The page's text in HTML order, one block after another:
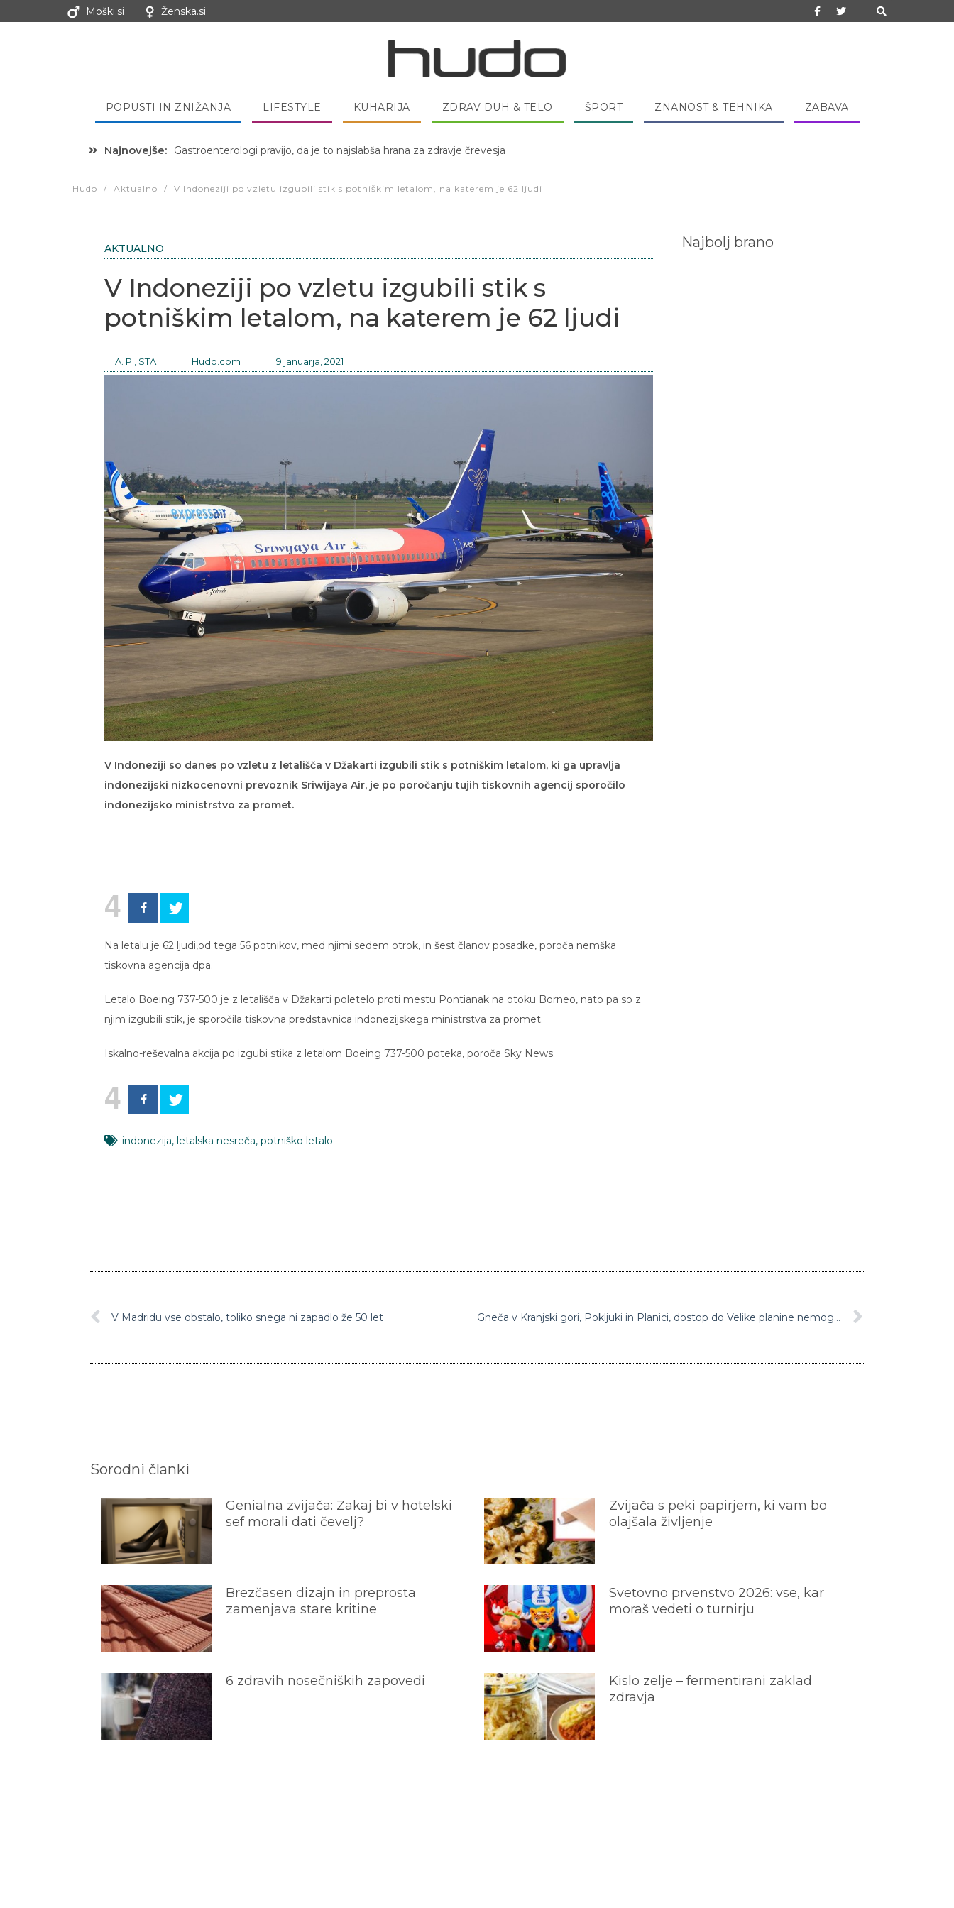
Moški.si Ženska.si
POPUSTI IN ZNIŽANJA LIFESTYLE KUHARIJA ZDRAV DUH & TELO ŠPORT ZNANOST & TEHNIKA ZABAVA
Najnovejše:
Gastroenterologi pravijo, da je to najslabša hrana za zdravje črevesja
Hudo / Aktualno / V Indoneziji po vzletu izgubili stik s potniškim letalom, na katerem je 62 ljudi
AKTUALNO
V Indoneziji po vzletu izgubili stik s
potniškim letalom, na katerem je 62 ljudi
A. P., STA Hudo.com 9 januarja, 2021
V Indoneziji so danes po vzletu z letališča v Džakarti izgubili stik s potniškim letalom, ki ga upravlja
indonezijski nizkocenovni prevoznik Sriwijaya Air, je po poročanju tujih tiskovnih agencij sporočilo
indonezijsko ministrstvo za promet.
4
Na letalu je 62 ljudi,od tega 56 potnikov, med njimi sedem otrok, in šest članov posadke, poroča nemška
tiskovna agencija dpa.
Letalo Boeing 737-500 je z letališča v Džakarti poletelo proti mestu Pontianak na otoku Borneo, nato pa so z
njim izgubili stik, je sporočila tiskovna predstavnica indonezijskega ministrstva za promet.
Iskalno-reševalna akcija po izgubi stika z letalom Boeing 737-500 poteka, poroča Sky News.
4
indonezija, letalska nesreča, potniško letalo
Najbolj brano
V Madridu vse obstalo, toliko snega ni zapadlo že 50 let Gneča v Kranjski gori, Pokljuki in Planici, dostop do Velike planine nemogoč. Policija: ”Raje se obrnite, da ne bo slabe volje!”
Sorodni članki
Genialna zvijača: Zakaj bi v hotelski
sef morali dati čevelj?
Zvijača s peki papirjem, ki vam bo
olajšala življenje
Brezčasen dizajn in preprosta
zamenjava stare kritine
Svetovno prvenstvo 2026: vse, kar
moraš vedeti o turnirju
6 zdravih nosečniških zapovedi
Kislo zelje – fermentirani zaklad
zdravja